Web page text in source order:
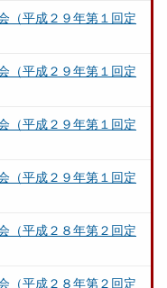
（平成２９年第１回定
（平成２９年第１回定
（平成２９年第１回定
（平成２９年第１回定
（平成２８年第２回定
（平成２８年第２回定